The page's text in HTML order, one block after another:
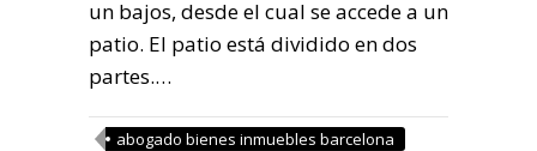
un bajos, desde el cual se accede a un
patio. El patio está dividido en dos
partes.…
abogado bienes inmuebles barcelona